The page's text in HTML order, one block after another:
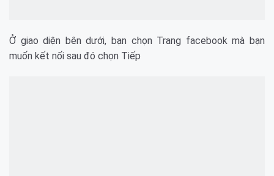
Ở giao diện bên dưới, bạn chọn Trang facebook mà bạn
muốn kết nối sau đó chọn Tiếp